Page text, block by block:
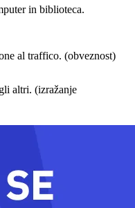
in biblioteca.
al traffico. (obveznost)
altri. (izražanje